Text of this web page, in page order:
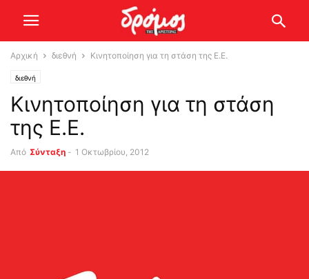
Αρχική διεθνή Κινητοποίηση για τη στάση της Ε.Ε.
διεθνή
Κινητοποίηση για τη στάση
της Ε.Ε.
Από Σύνταξη - 1 Οκτωβρίου, 2012